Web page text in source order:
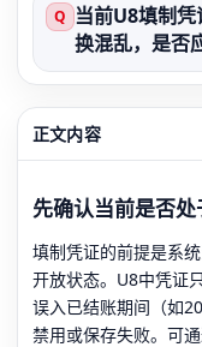
Q 当前U8填制
换混乱，是否
正文内容
先确认当前是否
填制凭证的前提是系
开放状态。U8中凭证
误入已结账期间（如
禁用或保存失败。可